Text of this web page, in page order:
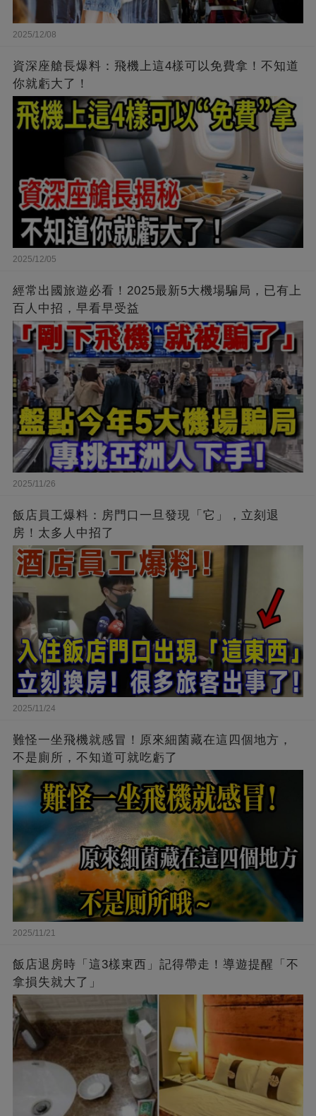
2025/12/08
資深座艙長爆料：飛機上這4樣可以免費拿！不知道
你就虧大了！
2025/12/05
經常出國旅遊必看！2025最新5大機場騙局，已有上
百人中招，早看早受益
2025/11/26
飯店員工爆料：房門口一旦發現「它」，立刻退
房！太多人中招了
2025/11/24
難怪一坐飛機就感冒！原來細菌藏在這四個地方，
不是廁所，不知道可就吃虧了
2025/11/21
飯店退房時「這3樣東西」記得帶走！導遊提醒「不
拿損失就大了」